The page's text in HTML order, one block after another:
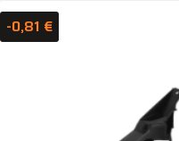
-0,81 €